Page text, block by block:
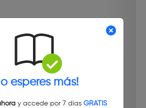
esperes más!
y accede por 7 días GRATIS